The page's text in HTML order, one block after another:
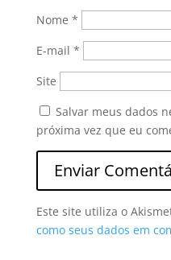
Nome *
E-mail *
Site
Salvar meus dados
próxima vez que eu
Este site utiliza o
como seus dados em